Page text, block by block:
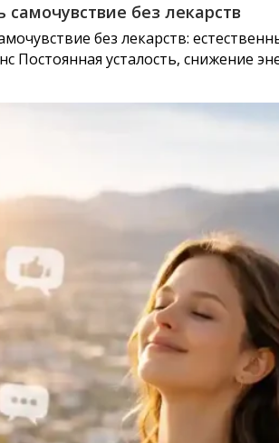
самочувствие без лекарств
без лекарств:
Постоянная усталость, снижение